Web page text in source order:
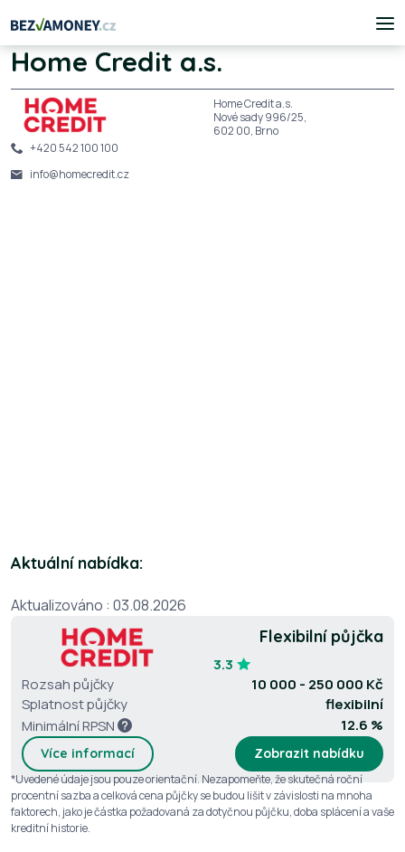
Home Credit a.s.
Home Credit a.s.
Nové sady 996/25,
602 00, Brno
+420 542 100 100
info@homecredit.cz
Aktuální nabídka:
Aktualizováno : 03.08.2026
Flexibilní půjčka
3.3
Rozsah půjčky
10 000 - 250 000 Kč
Splatnost půjčky
flexibilní
Minimální RPSN
12.6 %
Více informací Zobrazit nabídku
*Uvedené údaje jsou pouze orientační. Nezapomeňte, že skutečná roční
procentní sazba a celková cena půjčky se budou lišit v závislosti na mnoha
faktorech, jako je částka požadovaná za dotyčnou půjčku, doba splácení a vaše
kreditní historie.